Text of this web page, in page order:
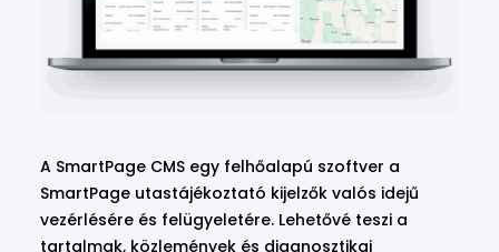
A SmartPage CMS egy felhőalapú szoftver a
SmartPage utastájékoztató kijelzők valós idejű
vezérlésére és felügyeletére. Lehetővé teszi a
tartalmak, közlemények és diagnosztikai